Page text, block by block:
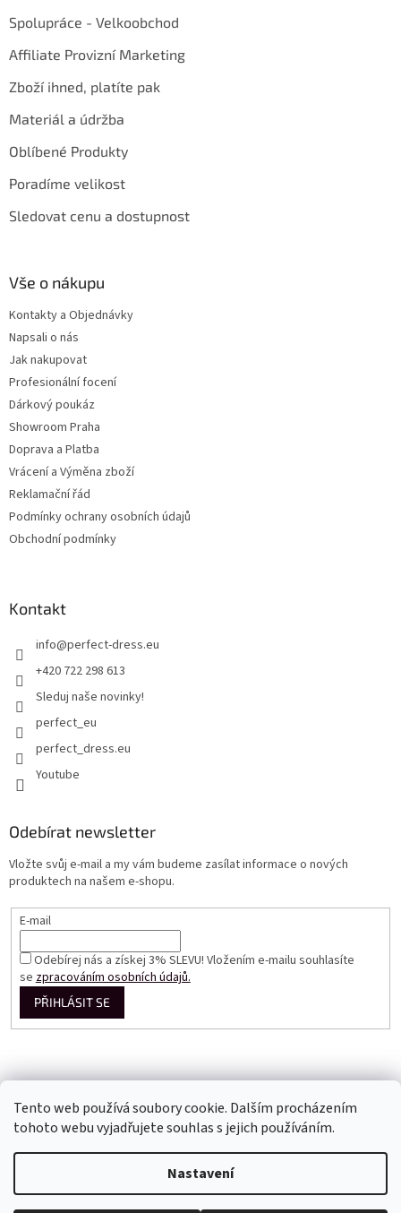
Tento web používá soubory cookie. Dalším procházením
tohoto webu vyjadřujete souhlas s jejich používáním.
Nastavení
Spolupráce - Velkoobchod
Affiliate Provizní Marketing
Zboží ihned, platíte pak
Materiál a údržba
Oblíbené Produkty
Poradíme velikost
Sledovat cenu a dostupnost
Vše o nákupu
Kontakty a Objednávky
Napsali o nás
Jak nakupovat
Profesionální focení
Dárkový poukáz
Showroom Praha
Doprava a Platba
Vrácení a Výměna zboží
Reklamační řád
Podmínky ochrany osobních údajů
Obchodní podmínky
Kontakt
info@perfect-dress.eu
+420 722 298 613
Sleduj naše novinky!
perfect_eu
perfect_dress.eu
Youtube
Odebírat newsletter
Vložte svůj e-mail a my vám budeme zasílat informace o nových
produktech na našem e-shopu.
E-mail
Odebírej nás a získej 3% SLEVU! Vložením e-mailu souhlasíte
sezpracováním osobních údajů.
PŘIHLÁSIT SE